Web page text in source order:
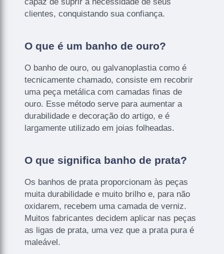
clientes, conquistando sua confiança.
O que é um banho de ouro?
O banho de ouro, ou galvanoplastia como é
tecnicamente chamado, consiste em recobrir
uma peça metálica com camadas finas de
ouro. Esse método serve para aumentar a
durabilidade e decoração do artigo, e é
largamente utilizado em joias folheadas.
O que significa banho de prata?
Os banhos de prata proporcionam às peças
muita durabilidade e muito brilho e, para não
oxidarem, recebem uma camada de verniz.
Muitos fabricantes decidem aplicar nas peças
as ligas de prata, uma vez que a prata pura é
maleável.